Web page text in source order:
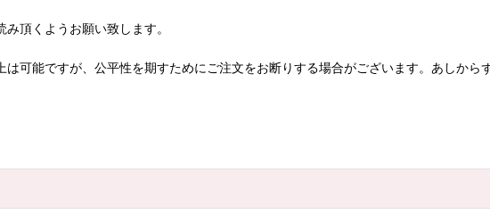
み頂くようお願い致します。
可能ですが、公平性を期すためにご注文をお断りする場合がございます。あしから